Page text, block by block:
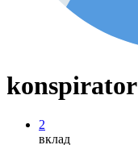
konspirator
2
вклад